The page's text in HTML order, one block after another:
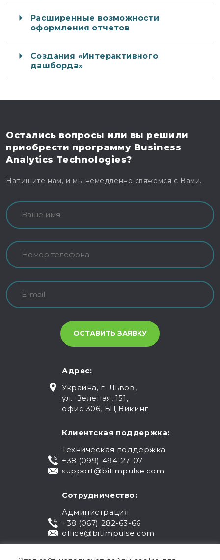
Расширенные возможности
оформления отчетов
Создания «Интерактивного
дашборда»
Остались вопросы или вы решили
приобрести программу Business
Analytics Technologies?
Напишите нам, и мы немедленно свяжемся с Вами.
Адрес:
Украина, г. Львов,
ул. Зеленая, 151,
офис 306, БЦ Викинг
Клиентская поддержка:
Техническая поддержка
+38 (099) 494-27-07
support@bitimpulse.com
Сотрудничество:
Администрация
+38 (067) 282-63-66
office@bitimpulse.com